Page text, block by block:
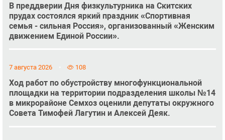
В преддверии Дня физкультурника на Скитских
прудах состоялся яркий праздник «Спортивная
семья - сильная Россия», организованный «Женским
движением Единой России».
7 августа 2026 108
Ход работ по обустройству многофункциональной
площадки на территории подразделения школы №14
в микрорайоне Семхоз оценили депутаты окружного
Совета Тимофей Лагутин и Алексей Деяк.